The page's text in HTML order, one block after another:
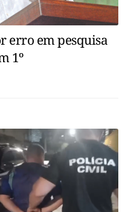
erro em pesquisa
1º